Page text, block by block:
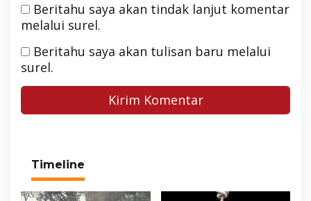
Beritahu saya akan tindak lanjut komentar
melalui surel.
Beritahu saya akan tulisan baru melalui
surel.
Timeline